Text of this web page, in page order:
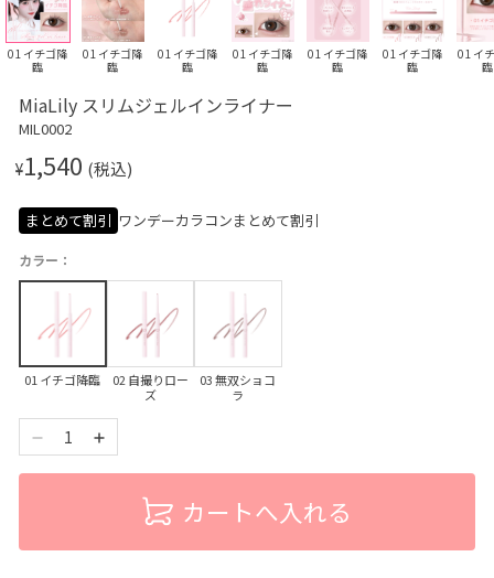
01 イチゴ降
臨
01 イチゴ降
臨
01 イチゴ降
臨
01 イチゴ降
臨
01 イチゴ降
臨
01 イチゴ降
臨
01 イ
臨
MiaLily スリムジェルインライナー
MIL0002
¥1,540 (税込)
まとめて割引 ワンデーカラコンまとめて割引
カラー：
01 イチゴ降臨
02 自撮りロー
ズ
03 無双ショコ
ラ
1
カートへ入れる